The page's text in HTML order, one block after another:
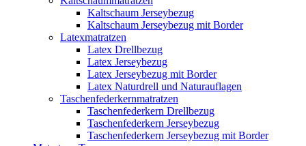
Kaltschaum Jerseybezug
Kaltschaum Jerseybezug mit Border
Latexmatratzen
Latex Drellbezug
Latex Jerseybezug
Latex Jerseybezug mit Border
Latex Naturdrell und Naturauflagen
Taschenfederkernmatratzen
Taschenfederkern Drellbezug
Taschenfederkern Jerseybezug
Taschenfederkern Jerseybezug mit Border